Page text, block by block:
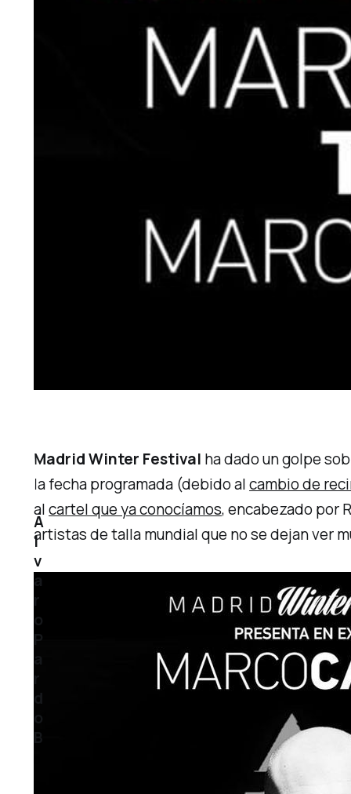
Madrid Winter Festival ha dado un golpe
la fecha programada (debido alcambio de
alcartel que ya conocíamos, encabezado por
artistas de talla mundial que no se dejan ver
Á
l
v
a
r
o
P
a
d
o
B